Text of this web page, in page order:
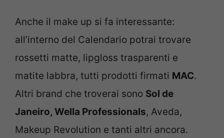
Anche il make up si fa interessante:
all’interno del Calendario potrai trovare
rossetti matte, lipgloss trasparenti e
matite labbra, tutti prodotti firmati MAC.
Altri brand che troverai sono Sol de
Janeiro, Wella Professionals, Aveda,
Makeup Revolution e tanti altri ancora.